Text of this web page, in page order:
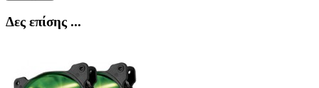
Δες επίσης ...